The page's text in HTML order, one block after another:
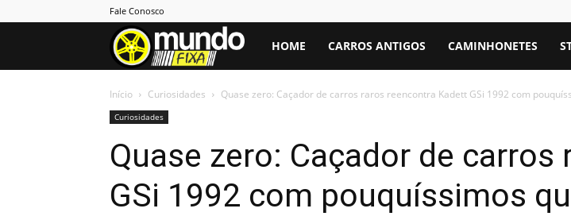
Fale Conosco
Mundo
Fixa
HOME CARROS ANTIGOS CAMINHONETES
Início Curiosidades Quase zero: Caçador de carros raros reencontra Kadett GSi 1992 com
Curiosidades
Quase zero: Caçador de
GSi 1992 com pouquíssimos